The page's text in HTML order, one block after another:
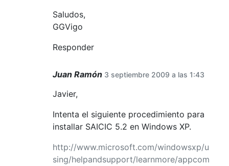
Saludos,
GGVigo
Responder
Juan Ramón 3 septiembre 2009 a las 1:43
Javier,
Intenta el siguiente procedimiento para
installar SAICIC 5.2 en Windows XP.
http://www.microsoft.com/windowsxp/u
sing/helpandsupport/learnmore/appcom